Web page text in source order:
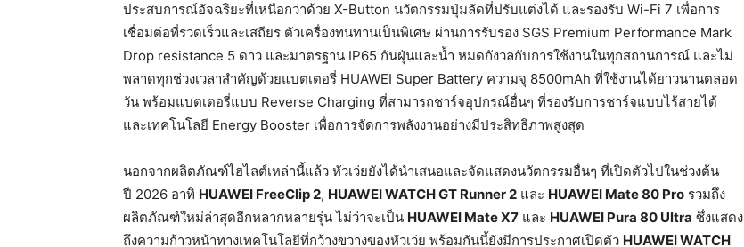
ประสบการณ์อัจฉริยะที่เหนือกว่าด้วย X-Button นวัตกรรมปุ่มลัดที่ปรับแต่งได้ และรองรับ Wi-Fi 7 เพื่อการ
เชื่อมต่อที่รวดเร็วและเสถียร ตัวเครื่องทนทานเป็นพิเศษ ผ่านการรับรอง SGS Premium Performance Mark
Drop resistance 5 ดาว และมาตรฐาน IP65 กันฝุ่นและน้ำ หมดกังวลกับการใช้งานในทุกสถานการณ์ และไม่
พลาดทุกช่วงเวลาสำคัญด้วยแบตเตอรี่ HUAWEI Super Battery ความจุ 8500mAh ที่ใช้งานได้ยาวนานตลอด
วัน พร้อมแบตเตอรี่แบบ Reverse Charging ที่สามารถชาร์จอุปกรณ์อื่นๆ ที่รองรับการชาร์จแบบไร้สายได้
และเทคโนโลยี Energy Booster เพื่อการจัดการพลังงานอย่างมีประสิทธิภาพสูงสุด
นอกจากผลิตภัณฑ์ไฮไลต์เหล่านี้แล้ว หัวเว่ยยังได้นำเสนอและจัดแสดงนวัตกรรมอื่นๆ ที่เปิดตัวไปในช่วงต้น
ปี 2026 อาทิ HUAWEI FreeClip 2, HUAWEI WATCH GT Runner 2 และ HUAWEI Mate 80 Pro รวมถึง
ผลิตภัณฑ์ใหม่ล่าสุดอีกหลากหลายรุ่น ไม่ว่าจะเป็น HUAWEI Mate X7 และ HUAWEI Pura 80 Ultra ซึ่งแสดง
ถึงความก้าวหน้าทางเทคโนโลยีที่กว้างขวางของหัวเว่ย พร้อมกันนี้ยังมีการประกาศเปิดตัว HUAWEI WATCH